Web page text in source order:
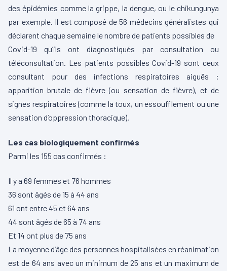
des épidémies comme la grippe, la dengue, ou le chikungunya
par exemple. Il est composé de 56 médecins généralistes qui
déclarent chaque semaine le nombre de patients possibles de
Covid-19 qu’ils ont diagnostiqués par consultation ou
téléconsultation. Les patients possibles Covid-19 sont ceux
consultant pour des infections respiratoires aiguës :
apparition brutale de fièvre (ou sensation de fièvre), et de
signes respiratoires (comme la toux, un essoufflement ou une
sensation d’oppression thoracique).
Les cas biologiquement confirmés
Parmi les 155 cas confirmés :
Il y a 69 femmes et 76 hommes
36 sont âgés de 15 à 44 ans
61 ont entre 45 et 64 ans
44 sont âgés de 65 à 74 ans
Et 14 ont plus de 75 ans
La moyenne d’âge des personnes hospitalisées en réanimation
est de 64 ans avec un minimum de 25 ans et un maximum de